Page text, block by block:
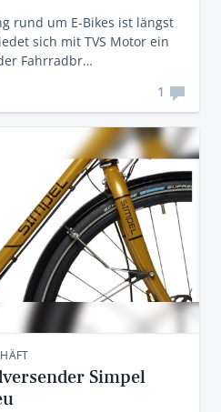
rund um E-Bikes ist längst
sich mit TVS Motor ein
Fahrradbr…
1
Simpel